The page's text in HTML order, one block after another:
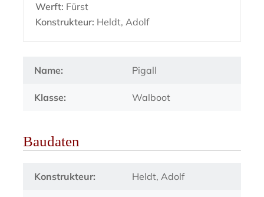
Werft: Fürst
Konstrukteur: Heldt, Adolf
Name: Pigall
Klasse: Walboot
Baudaten
Konstrukteur: Heldt, Adolf